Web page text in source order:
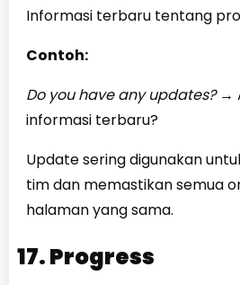
Informasi terbaru tentang
Contoh:
Do you have any updates? →
informasi terbaru?
Update sering digunakan
tim dan memastikan semua
halaman yang sama.
17. Progress